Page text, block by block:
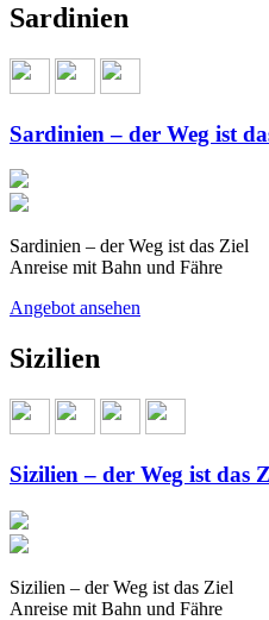
Sardinien
Sardinien – der Weg ist
Sardinien – der Weg ist das Ziel
Anreise mit Bahn und Fähre
Angebot ansehen
Sizilien
Sizilien – der Weg ist das
Sizilien – der Weg ist das Ziel
Anreise mit Bahn und Fähre